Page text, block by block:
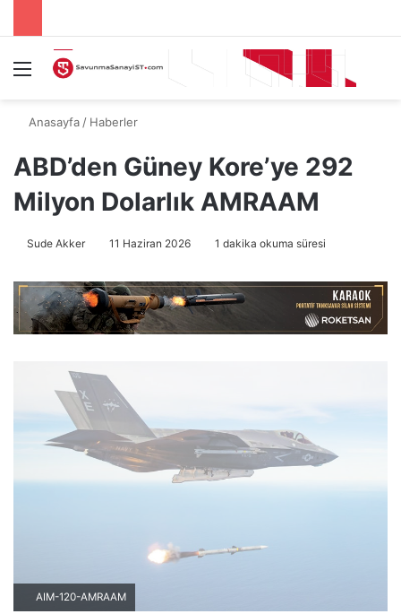
Menü
Anasayfa / Haberler
ABD’den Güney Kore’ye 292
Milyon Dolarlık AMRAAM
Sude Akker 11 Haziran 2026 1 dakika okuma süresi
AIM-120-AMRAAM